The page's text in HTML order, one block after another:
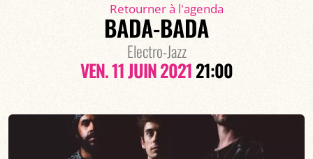
Retourner à l'agenda
BADA-BADA
Electro-Jazz
VEN. 11 JUIN 202121:00